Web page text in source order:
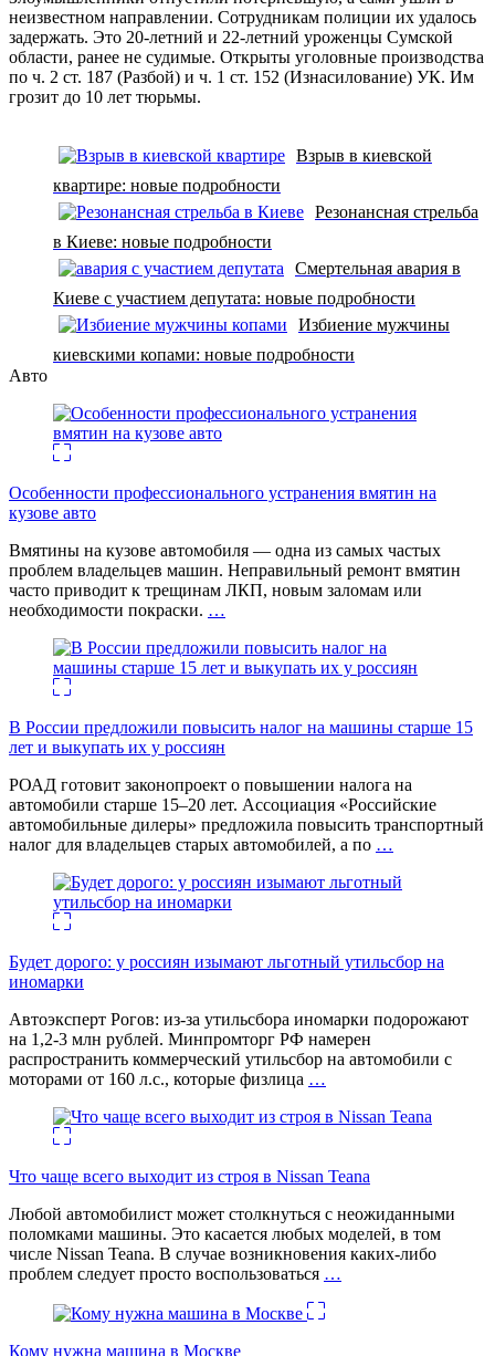
неизвестном направлении. Сотрудникам полиции их удалось
задержать. Это 20-летний и 22-летний уроженцы Сумской
области, ранее не судимые. Открыты уголовные производства
по ч. 2 ст. 187 (Разбой) и ч. 1 ст. 152 (Изнасилование) УК. Им
грозит до 10 лет тюрьмы.
Взрыв в киевской
квартире: новые подробности
Резонансная стрельба
в Киеве: новые подробности
Смертельная авария в
Киеве с участием депутата: новые подробности
Избиение мужчины
киевскими копами: новые подробности
Авто
Особенности профессионального устранения вмятин на
кузове авто
Вмятины на кузове автомобиля — одна из самых частых
проблем владельцев машин. Неправильный ремонт вмятин
часто приводит к трещинам ЛКП, новым заломам или
необходимости покраски. …
В России предложили повысить налог на машины старше 15
лет и выкупать их у россиян
РОАД готовит законопроект о повышении налога на
автомобили старше 15–20 лет. Ассоциация «Российские
автомобильные дилеры» предложила повысить транспортный
налог для владельцев старых автомобилей, а по …
Будет дорого: у россиян изымают льготный утильсбор на
иномарки
Автоэксперт Рогов: из-за утильсбора иномарки подорожают
на 1,2-3 млн рублей. Минпромторг РФ намерен
распространить коммерческий утильсбор на автомобили с
моторами от 160 л.с., которые физлица …
Что чаще всего выходит из строя в Nissan Teana
Любой автомобилист может столкнуться с неожиданными
поломками машины. Это касается любых моделей, в том
числе Nissan Teana. В случае возникновения каких-либо
проблем следует просто воспользоваться …
Кому нужна машина в Москве